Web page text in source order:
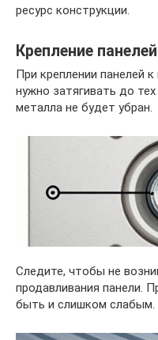
ресурс конструкции.
Крепление панелей
При креплении панелей
нужно затягивать до
металла не будет убран.
Следите, чтобы не
продавливания панели.
быть и слишком слабым.